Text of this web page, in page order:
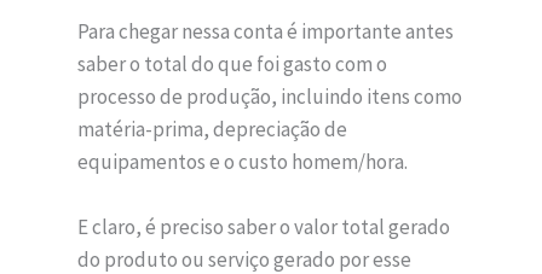
Para chegar nessa conta é importante antes
saber o total do que foi gasto com o
processo de produção, incluindo itens como
matéria-prima, depreciação de
equipamentos e o custo homem/hora.
E claro, é preciso saber o valor total gerado
do produto ou serviço gerado por esse